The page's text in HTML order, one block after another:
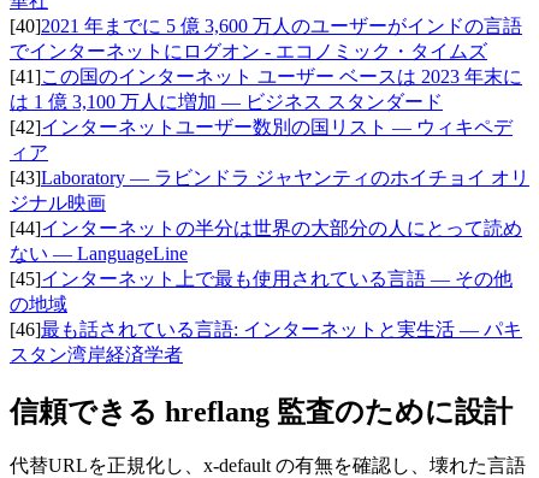
[40]2021 年までに 5 億 3,600 万人のユーザーがインドの言語
でインターネットにログオン - エコノミック・タイムズ
[41]この国のインターネット ユーザー ベースは 2023 年末に
は 1 億 3,100 万人に増加 — ビジネス スタンダード
[42]インターネットユーザー数別の国リスト — ウィキペデ
ィア
[43]Laboratory — ラビンドラ ジャヤンティのホイチョイ オリ
ジナル映画
[44]インターネットの半分は世界の大部分の人にとって読め
ない — LanguageLine
[45]インターネット上で最も使用されている言語 — その他
の地域
[46]最も話されている言語: インターネットと実生活 — パキ
スタン湾岸経済学者
信頼できる hreflang 監査のために設計
代替URLを正規化し、x-default の有無を確認し、壊れた言語